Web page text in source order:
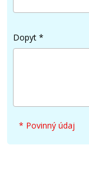
HP
Dopyt *
* Povinný údaj